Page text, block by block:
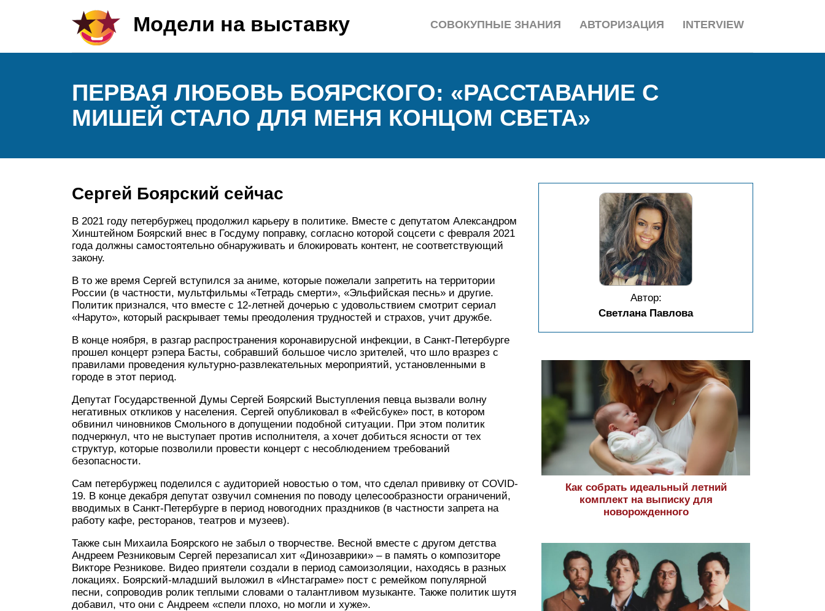
Модели на выставку INTERVIEW
АВТОРИЗАЦИЯ
СОВОКУПНЫЕ ЗНАНИЯ
ПЕРВАЯ ЛЮБОВЬ БОЯРСКОГО: «РАССТАВАНИЕ С
МИШЕЙ СТАЛО ДЛЯ МЕНЯ КОНЦОМ СВЕТА»
Сергей Боярский сейчас
В 2021 году петербуржец продолжил карьеру в политике. Вместе с депутатом Александром
Хинштейном Боярский внес в Госдуму поправку, согласно которой соцсети с февраля 2021
года должны самостоятельно обнаруживать и блокировать контент, не соответствующий
закону.
В то же время Сергей вступился за аниме, которые пожелали запретить на территории
России (в частности, мультфильмы «Тетрадь смерти», «Эльфийская песнь» и другие.
Политик признался, что вместе с 12-летней дочерью с удовольствием смотрит сериал
«Наруто», который раскрывает темы преодоления трудностей и страхов, учит дружбе.
В конце ноября, в разгар распространения коронавирусной инфекции, в Санкт-Петербурге
прошел концерт рэпера Басты, собравший большое число зрителей, что шло вразрез с
правилами проведения культурно-развлекательных мероприятий, установленными в
городе в этот период.
Депутат Государственной Думы Сергей Боярский Выступления певца вызвали волну
негативных откликов у населения. Сергей опубликовал в «Фейсбуке» пост, в котором
обвинил чиновников Смольного в допущении подобной ситуации. При этом политик
подчеркнул, что не выступает против исполнителя, а хочет добиться ясности от тех
структур, которые позволили провести концерт с несоблюдением требований
безопасности.
Сам петербуржец поделился с аудиторией новостью о том, что сделал прививку от COVID-
19. В конце декабря депутат озвучил сомнения по поводу целесообразности ограничений,
вводимых в Санкт-Петербурге в период новогодних праздников (в частности запрета на
работу кафе, ресторанов, театров и музеев).
Также сын Михаила Боярского не забыл о творчестве. Весной вместе с другом детства
Андреем Резниковым Сергей перезаписал хит «Динозаврики» – в память о композиторе
Викторе Резникове. Видео приятели создали в период самоизоляции, находясь в разных
локациях. Боярский-младший выложил в «Инстаграме» пост с ремейком популярной
песни, сопроводив ролик теплыми словами о талантливом музыканте. Также политик шутя
добавил, что они с Андреем «спели плохо, но могли и хуже».
Автор:
Светлана Павлова
Как собрать идеальный летний
комплект на выписку для
новорожденного